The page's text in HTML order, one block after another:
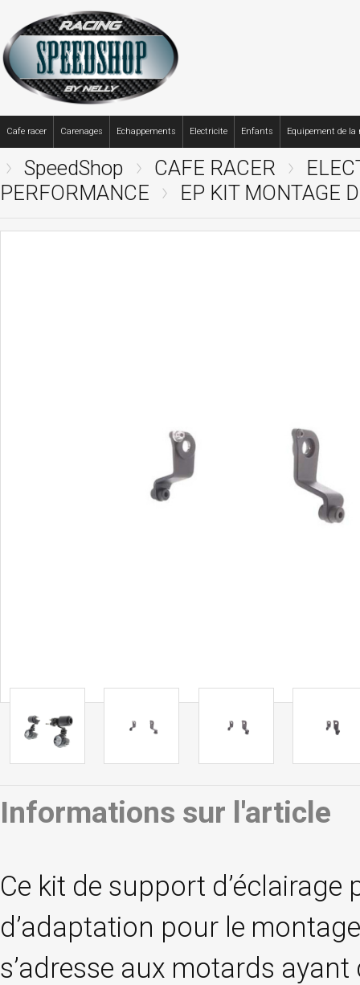
Cafe racer Carenages Echappements Electricite Enfants Equipement de la
SpeedShop CAFE RACER
PERFORMANCE
EP KIT MONTAGE
Informations sur l'article
Ce kit de support d’éclairage
d’adaptation pour le
s’adresse aux motards